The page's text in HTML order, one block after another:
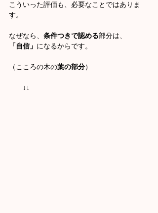
こういった評価も、必要なことではありま
す。
なぜなら、 条件つきで認める部分は、
「自信」 になるからです。
（こころの木の葉の部分）
↓↓